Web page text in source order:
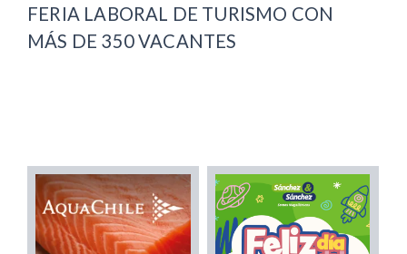
FERIA LABORAL DE TURISMO CON
MÁS DE 350 VACANTES